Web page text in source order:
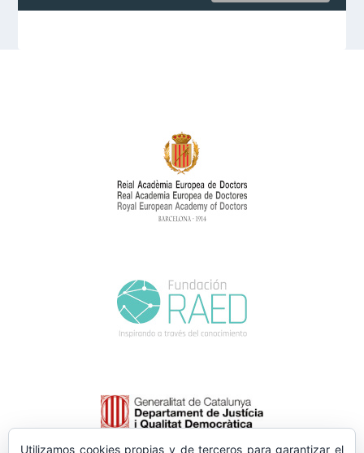
Utilizamos cookies propias y de terceros para garantizar el